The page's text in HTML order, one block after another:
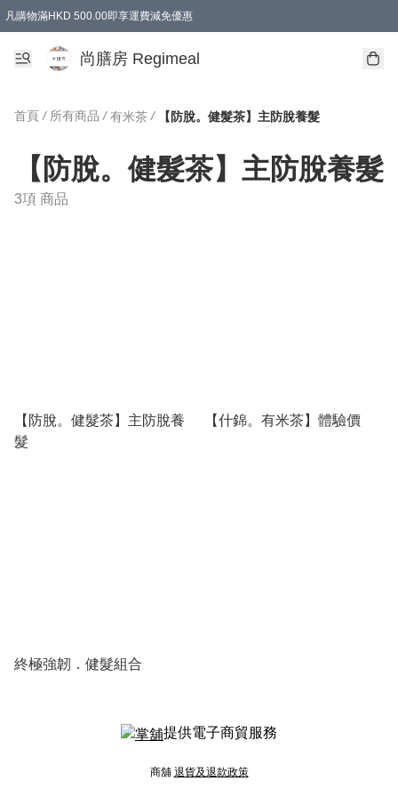
凡購物滿HKD 500.00即享運費減免優惠
尚膳房 Regimeal
首頁 / 所有商品 / 有米茶 / 【防脫。健髮茶】主防脫養髮
【防脫。健髮茶】主防脫養髮
3項 商品
【防脫。健髮茶】主防脫養
髮
【什錦。有米茶】體驗價
終極強韌．健髮組合
提供電子商貿服務
商舖 退貨及退款政策